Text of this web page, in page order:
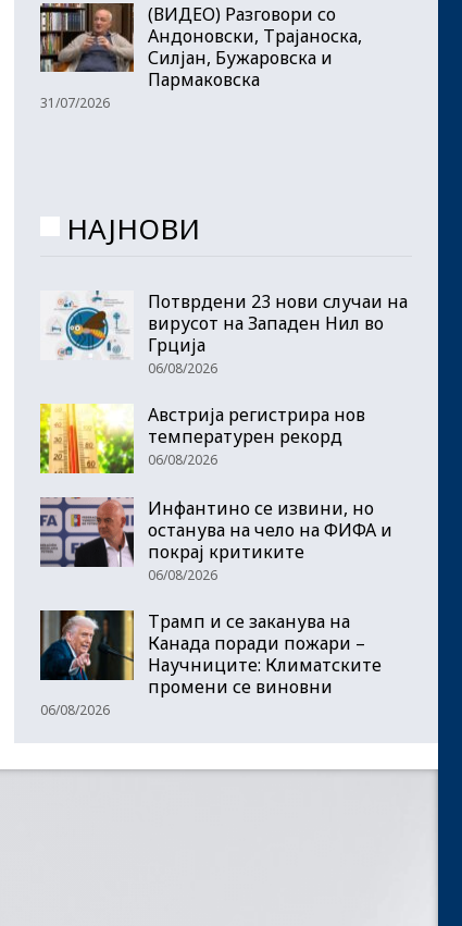
(ВИДЕО) Разговори со
Андоновски, Трајаноска,
Силјан, Бужаровска и
Пармаковска
31/07/2026
НАЈНОВИ
Потврдени 23 нови случаи на
вирусот на Западен Нил во
Грција
06/08/2026
Австрија регистрира нов
температурен рекорд
06/08/2026
Инфантино се извини, но
останува на чело на ФИФА и
покрај критиките
06/08/2026
Трамп и се заканува на
Канада поради пожари –
Научниците: Климатските
промени се виновни
06/08/2026